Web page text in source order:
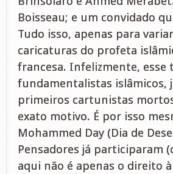
Boisseau; e um convidado
Tudo isso, apenas para
caricaturas do profeta
francesa. Infelizmente,
fundamentalistas islâmicos,
primeiros cartunistas
exato motivo. É por isso
Mohammed Day (Dia de
Pensadores já participaram
aqui não é apenas o direito